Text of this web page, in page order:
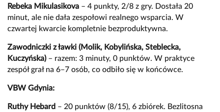
Rebeka Mikulasikova – 4 punkty, 2/8 z gry. Dostała 20
minut, ale nie dała zespołowi realnego wsparcia. W
czwartej kwarcie kompletnie bezproduktywna.
Zawodniczki z ławki (Molik, Kobylińska, Steblecka,
Kuczyńska)– razem: 3 minuty, 0 punktów. W praktyce
zespół grał na 6–7 osób, co odbiło się w końcówce.
VBW Gdynia:
Ruthy Hebard – 20 punktów (8/15), 6 zbiórek. Bezlitosna